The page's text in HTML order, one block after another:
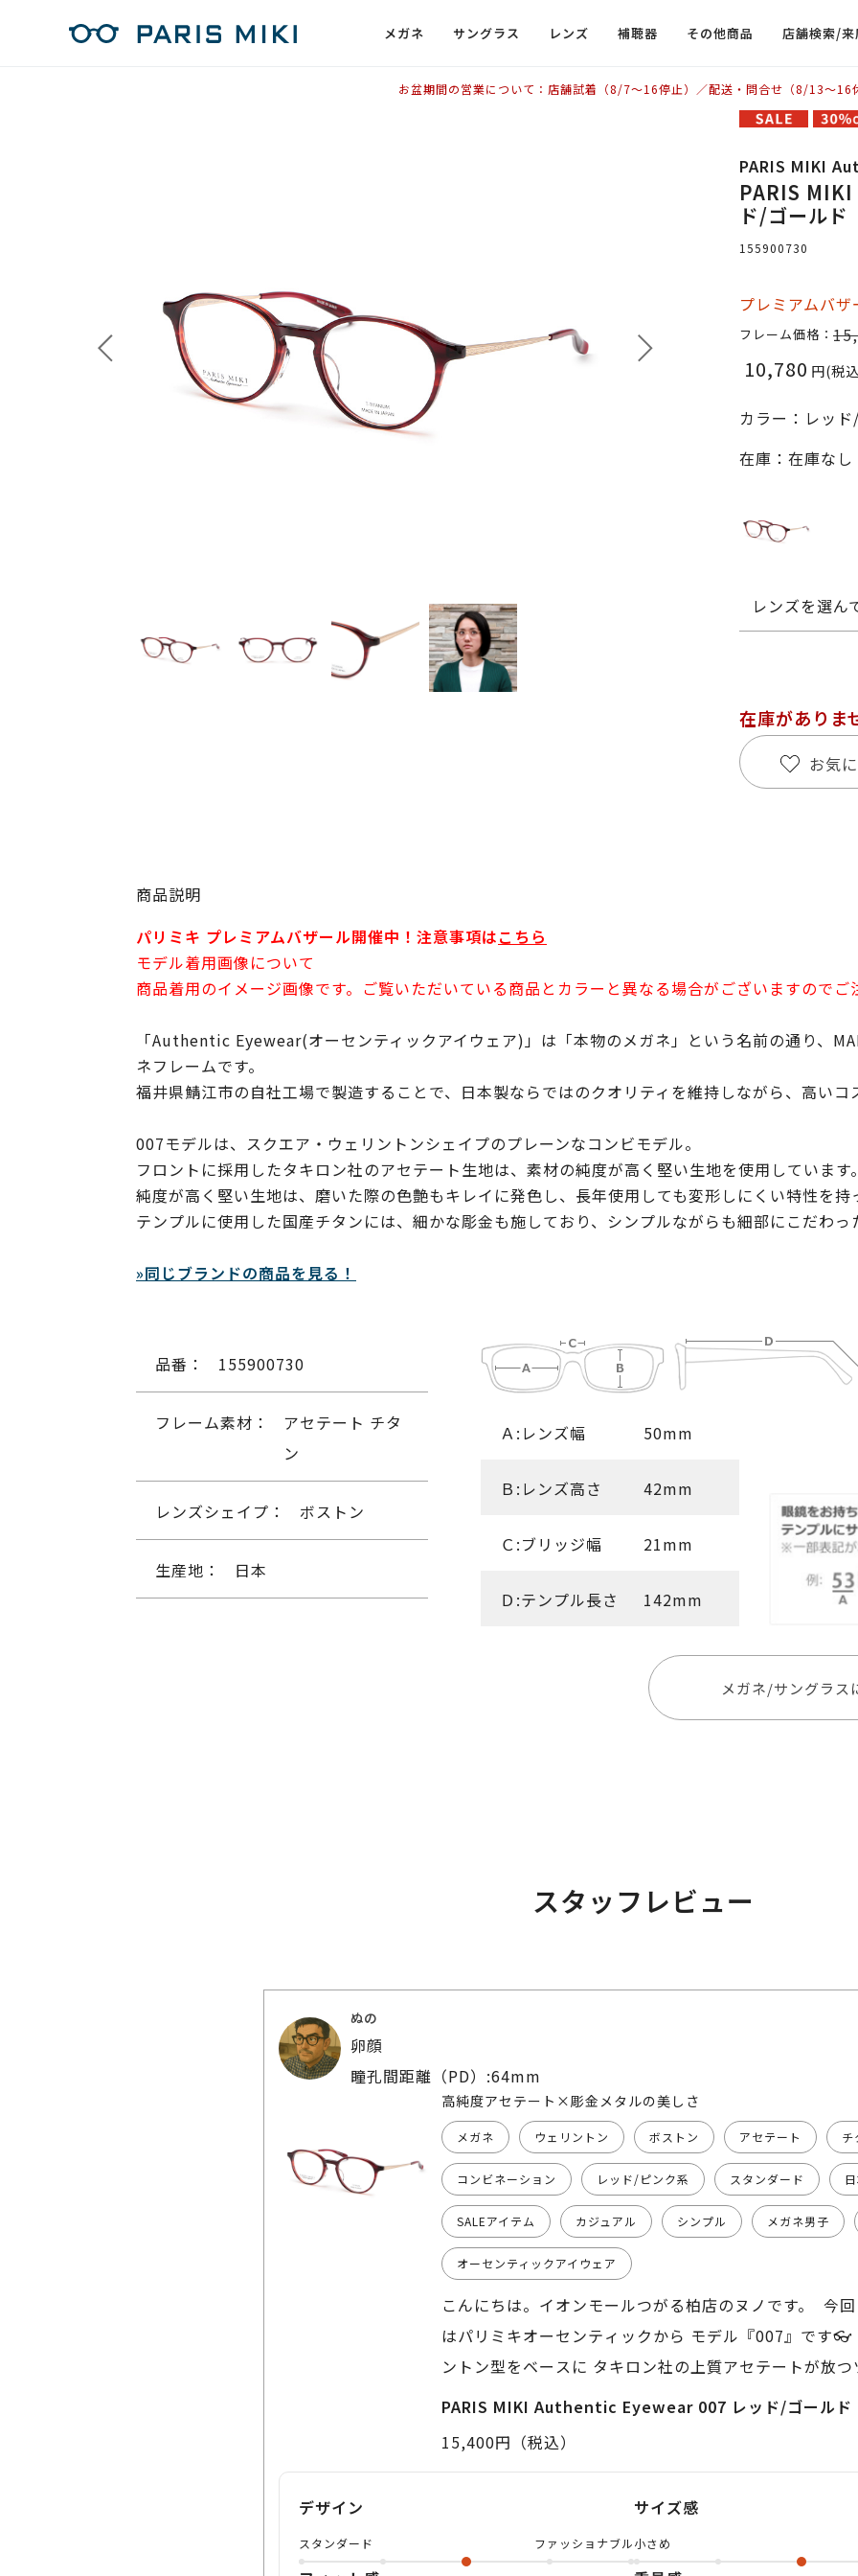
メガネ サングラス レンズ 補聴器 その他商品 店舗検索/
お盆期間の営業について：店舗試着（8/7〜16停止）／配送・問合せ（8/13〜16
PARIS MIKI
PARIS
ド/ゴールド
155900730
プレミアムバ
フレーム価格：
10,780 円(税
カラー：レッ
在庫：在庫なし
レンズを選ん
在庫がありま
お気
商品説明
パリミキ プレミアムバザール開催中！注意事項はこちら
モデル着用画像について
商品着用のイメージ画像です。ご覧いただいている商品とカラーと異なる場合がございますのでご
「Authentic Eyewear(オーセンティックアイウェア)」は「本物のメガネ」という名前の通り、
ネフレームです。
福井県鯖江市の自社工場で製造することで、日本製ならではのクオリティを維持しながら、高い
007モデルは、スクエア・ウェリントンシェイプのプレーンなコンビモデル。
フロントに採用したタキロン社のアセテート生地は、素材の純度が高く堅い生地を使用しています
純度が高く堅い生地は、磨いた際の色艶もキレイに発色し、長年使用しても変形しにくい特性を持
テンプルに使用した国産チタンには、細かな彫金も施しており、シンプルながらも細部にこだわっ
»同じブランドの商品を見る！
品番： 155900730
フレーム素材：
アセテート チタ
ン
レンズシェイプ： ボストン
生産地： 日本
Ａ:レンズ幅 50mm
Ｂ:レンズ高さ 42mm
Ｃ:ブリッジ幅 21mm
Ｄ:テンプル長さ 142mm
メガネ/サングラス
スタッフレビュー
ぬの
卵顔
瞳孔間距離（PD）:64mm
高純度アセテート×彫金メタルの美しさ
メガネ ウェリントン ボストン アセテート チ
コンビネーション レッド/ピンク系 スタンダード
SALEアイテム カジュアル シンプル メガネ男子
オーセンティックアイウェア
こんにちは。イオンモールつがる柏店のヌノです。 今
はパリミキオーセンティックから モデル『007』です
ントン型をベースに タキロン社の上質アセテートが放
たびに深まる美しさがあります✨ テンプルには、細か
落感のバランスが絶妙な1本👓 男女問わずオススメ出
PARIS MIKI Authentic Eyewear 007 レッド/ゴールド
15,400円（税込）
デザイン
スタンダード ファッショナブル
サイズ感
小さめ